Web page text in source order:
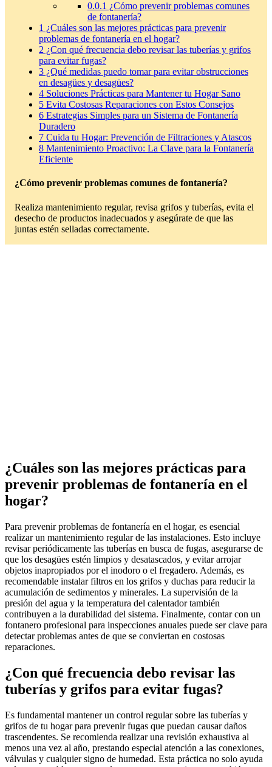
0.0.1 ¿Cómo prevenir problemas comunes
de fontanería?
1 ¿Cuáles son las mejores prácticas para prevenir
problemas de fontanería en el hogar?
2 ¿Con qué frecuencia debo revisar las tuberías y grifos
para evitar fugas?
3 ¿Qué medidas puedo tomar para evitar obstrucciones
en desagües y desagües?
4 Soluciones Prácticas para Mantener tu Hogar Sano
5 Evita Costosas Reparaciones con Estos Consejos
6 Estrategias Simples para un Sistema de Fontanería
Duradero
7 Cuida tu Hogar: Prevención de Filtraciones y Atascos
8 Mantenimiento Proactivo: La Clave para la Fontanería
Eficiente
¿Cómo prevenir problemas comunes de fontanería?
Realiza mantenimiento regular, revisa grifos y tuberías, evita el
desecho de productos inadecuados y asegúrate de que las
juntas estén selladas correctamente.
¿Cuáles son las mejores prácticas para
prevenir problemas de fontanería en el
hogar?
Para prevenir problemas de fontanería en el hogar, es esencial
realizar un mantenimiento regular de las instalaciones. Esto incluye
revisar periódicamente las tuberías en busca de fugas, asegurarse de
que los desagües estén limpios y desatascados, y evitar arrojar
objetos inapropiados por el inodoro o el fregadero. Además, es
recomendable instalar filtros en los grifos y duchas para reducir la
acumulación de sedimentos y minerales. La supervisión de la
presión del agua y la temperatura del calentador también
contribuyen a la durabilidad del sistema. Finalmente, contar con un
fontanero profesional para inspecciones anuales puede ser clave para
detectar problemas antes de que se conviertan en costosas
reparaciones.
¿Con qué frecuencia debo revisar las
tuberías y grifos para evitar fugas?
Es fundamental mantener un control regular sobre las tuberías y
grifos de tu hogar para prevenir fugas que puedan causar daños
trascendentes. Se recomienda realizar una revisión exhaustiva al
menos una vez al año, prestando especial atención a las conexiones,
válvulas y cualquier signo de humedad. Esta práctica no solo ayuda